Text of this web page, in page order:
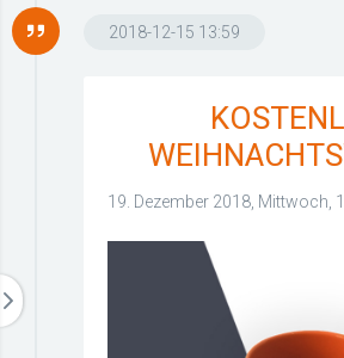
2018-12-15 13:59
19. Dezember 2018, Mittwoch,